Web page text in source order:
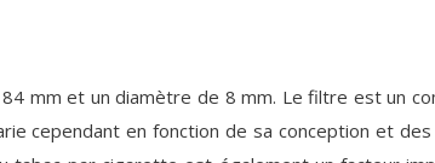
mm et un diamètre de 8 mm. Le filtre est un
cependant en fonction de sa conception et